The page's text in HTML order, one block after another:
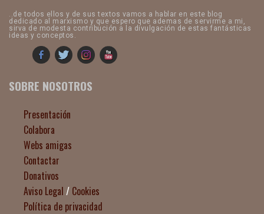
..de todos ellos y de sus textos vamos a hablar en este blog
dedicado al marxismo y que espero que ademas de servirme a mi,
sirva de modesta contribución a la divulgación de estas fantásticas
ideas y conceptos.
SOBRE NOSOTROS
Presentación
Colabora
Webs amigas
Contactar
Donativos
Aviso Legal / Cookies
Política de privacidad